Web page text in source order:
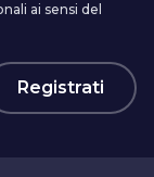
ai sensi del
Registrati